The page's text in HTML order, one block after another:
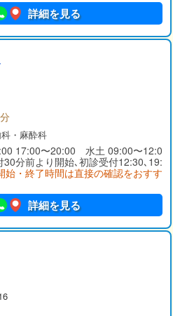
詳細を見る
・麻酔科
17:00〜20:00 水土 09:00〜12:0
分前より開始､初診受付12:30､19:
始・終了時間は直接の確認をおすす
詳細を見る